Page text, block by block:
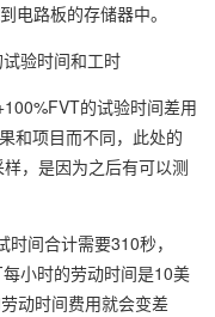
电路板的存储器中。
验时间和工时
的试验时间差用
和项目而不同，此处的
，是因为之后有可以测
间合计需要310秒，
小时的劳动时间是10美
动时间费用就会变差